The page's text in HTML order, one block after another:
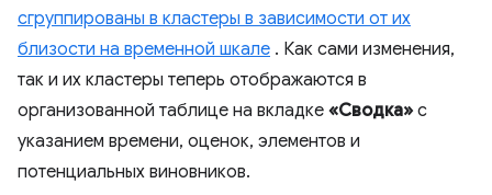
сгруппированы в кластеры в зависимости от их
близости на временной шкале . Как сами изменения,
так и их кластеры теперь отображаются в
организованной таблице на вкладке «Сводка» с
указанием времени, оценок, элементов и
потенциальных виновников.